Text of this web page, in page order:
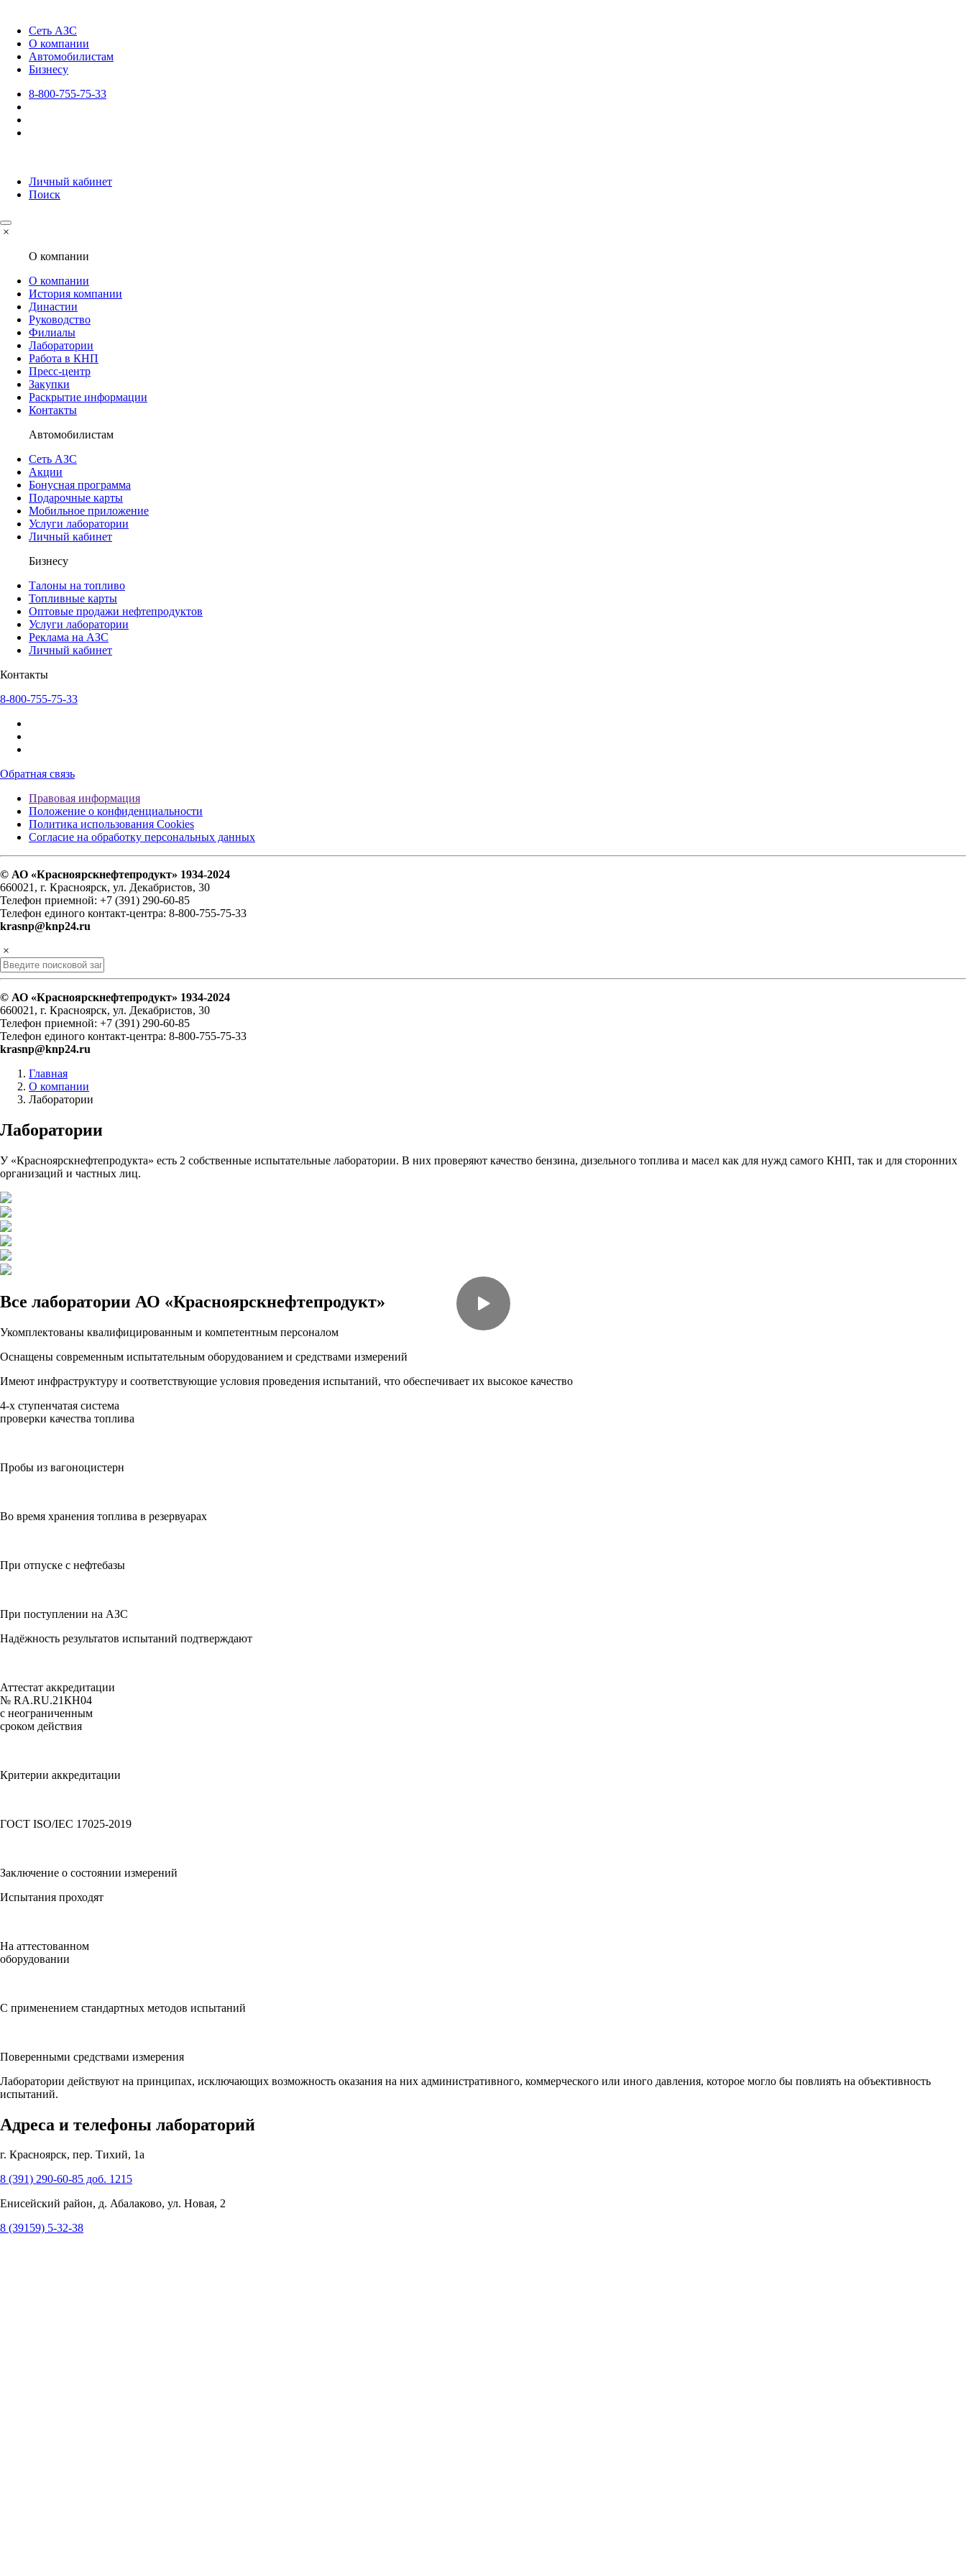
Сеть АЗС
О компании
Автомобилистам
Бизнесу
8-800-755-75-33
Личный кабинет
Поиск
×
О компании
О компании
История компании
Династии
Руководство
Филиалы
Лаборатории
Работа в КНП
Пресс-центр
Закупки
Раскрытие информации
Контакты
Автомобилистам
Сеть АЗС
Акции
Бонусная программа
Подарочные карты
Мобильное приложение
Услуги лаборатории
Личный кабинет
Бизнесу
Талоны на топливо
Топливные карты
Оптовые продажи нефтепродуктов
Услуги лаборатории
Реклама на АЗС
Личный кабинет
Контакты
8-800-755-75-33
Обратная связь
Правовая информация
Положение о конфиденциальности
Политика использования Cookies
Согласие на обработку персональных данных
© АО «Красноярскнефтепродукт» 1934-2024
660021, г. Красноярск, ул. Декабристов, 30
Телефон приемной: +7 (391) 290-60-85
Телефон единого контакт-центра: 8-800-755-75-33
krasnp@knp24.ru
×
© АО «Красноярскнефтепродукт» 1934-2024
660021, г. Красноярск, ул. Декабристов, 30
Телефон приемной: +7 (391) 290-60-85
Телефон единого контакт-центра: 8-800-755-75-33
krasnp@knp24.ru
Главная
О компании
Лаборатории
Лаборатории
У «Красноярскнефтепродукта» есть 2 собственные испытательные лаборатории. В них проверяют качество бензина, дизельного топлива и масел как для нужд самого КНП, так и для сторонних
организаций и частных лиц.
Все лаборатории АО «Красноярскнефтепродукт»
Укомплектованы квалифицированным и компетентным персоналом
Оснащены современным испытательным оборудованием и средствами измерений
Имеют инфраструктуру и соответствующие условия проведения испытаний, что обеспечивает их высокое качество
4-х ступенчатая система
проверки качества топлива
Пробы из вагоноцистерн
Во время хранения топлива в резервуарах
При отпуске с нефтебазы
При поступлении на АЗС
Надёжность результатов испытаний подтверждают
Аттестат аккредитации
№ RA.RU.21КН04
c неограниченным
сроком действия
Критерии аккредитации
ГОСТ ISO/IEC 17025-2019
Заключение о состоянии измерений
Испытания проходят
На аттестованном
оборудовании
С применением стандартных методов испытаний
Поверенными средствами измерения
Лаборатории действуют на принципах, исключающих возможность оказания на них административного, коммерческого или иного давления, которое могло бы повлиять на объективность
испытаний.
Адреса и телефоны лабораторий
г. Красноярск, пер. Тихий, 1а
8 (391) 290-60-85 доб. 1215
Енисейский район, д. Абалаково, ул. Новая, 2
8 (39159) 5-32-38